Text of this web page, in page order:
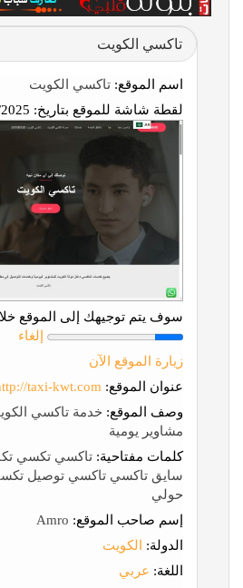
تاكسي الكويت
اسم الموقع: تاكسي الكويت
لقطة شاشة للموقع بتاريخ:
سوف يتم توجيهك إلى الموقع خلال 20
إلغاء
زيارة الموقع الآن
عنوان الموقع: taxi-kwt.com
وصف الموقع: خدمة تاكسي
مشاوير يومية
كلمات مفتاحية: تاكسي تكسي
سايق تاكسي تاكسي توصيل
حولي
إسم صاحب الموقع:
الدولة:
الكويت
اللغة: عربي